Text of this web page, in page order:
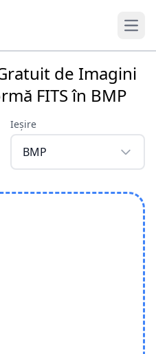
de Imagini
FITS în BMP
Ieșire
BMP